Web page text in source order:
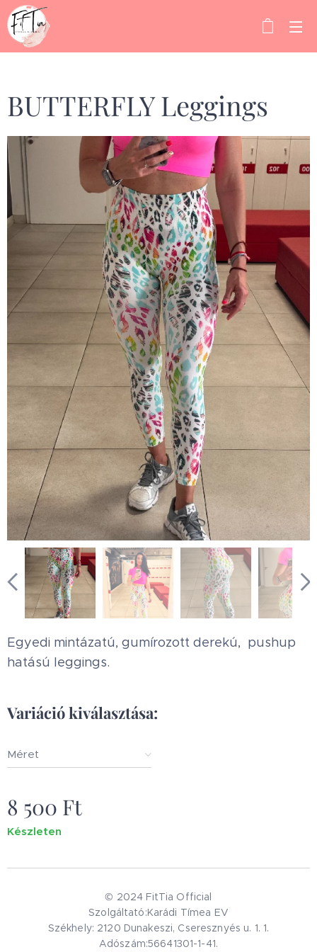
BUTTERFLY Leggings
Egyedi mintázatú, gumírozott derekú, pushup
hatású leggings.
Variáció kiválasztása:
Méret
8 500 Ft
Készleten
© 2024 FitTia Official
Szolgáltató:Karádi Tímea EV
Székhely: 2120 Dunakeszi, Cseresznyés u. 1. 1.
Adószám:56641301-1-41.